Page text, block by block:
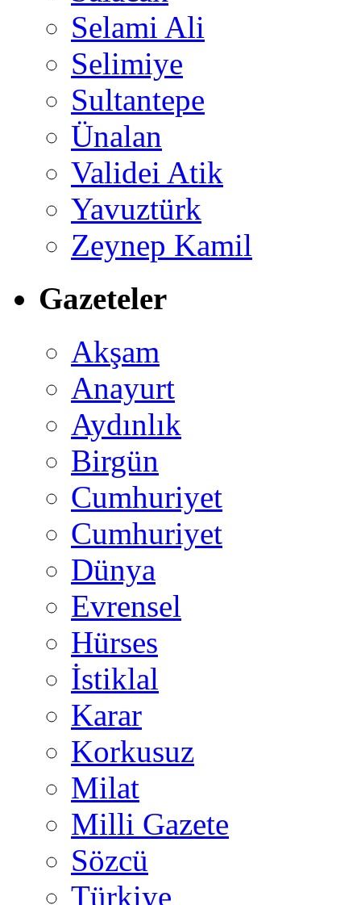
Selami Ali
Selimiye
Sultantepe
Ünalan
Validei Atik
Yavuztürk
Zeynep Kamil
Gazeteler
Akşam
Anayurt
Aydınlık
Birgün
Cumhuriyet
Cumhuriyet
Dünya
Evrensel
Hürses
İstiklal
Karar
Korkusuz
Milat
Milli Gazete
Sözcü
Türkiye